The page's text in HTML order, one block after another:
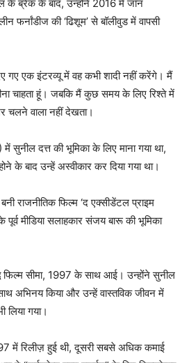
के ब्रेक के बाद, उन्होंने 2016 में जॉन
फर्नांडीज की ‘ढिशूम’ से बॉलीवुड में वापसी
गए एक इंटरव्यू में वह कभी शादी नहीं करेंगे। मैं
चाहता हूं। जबकि मैं कुछ समय के लिए रिश्ते में
चलने वाला नहीं देखता।
दत्त की भूमिका के लिए माना गया था,
के बाद उन्हें अस्वीकार कर दिया गया था।
राजनीतिक फिल्म ‘द एक्सीडेंटल प्राइम
पूर्व मीडिया सलाहकार संजय बारू की भूमिका
फिल्म सीमा, 1997 के साथ आई। उन्होंने सुनील
अभिनय किया और उन्हें वास्तविक जीवन में
लिया गया।
में रिलीज़ हुई थी, दूसरी सबसे अधिक कमाई